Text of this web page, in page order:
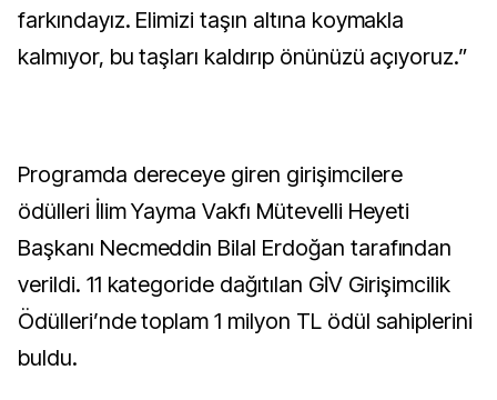
farkındayız. Elimizi taşın altına koymakla
kalmıyor, bu taşları kaldırıp önünüzü açıyoruz.”
Programda dereceye giren girişimcilere
ödülleri İlim Yayma Vakfı Mütevelli Heyeti
Başkanı Necmeddin Bilal Erdoğan tarafından
verildi. 11 kategoride dağıtılan GİV Girişimcilik
Ödülleri’nde toplam 1 milyon TL ödül sahiplerini
buldu.